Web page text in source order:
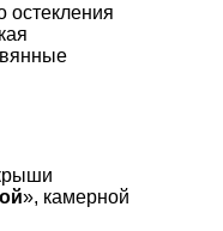
остекления
», камерной